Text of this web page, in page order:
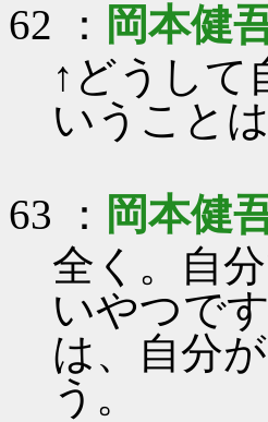
62 ： 岡本健
↑どうして
いうこと
63 ： 岡本健
全く。自
いやつで
は、自分
う。